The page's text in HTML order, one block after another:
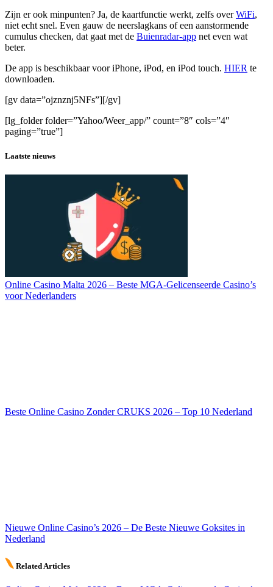
Zijn er ook minpunten? Ja, de kaartfunctie werkt, zelfs overWiFi,
niet echt snel. Even gauw de neerslagkans of een aanstormende
cumulus checken, dat gaat met de Buienradar-app net even wat
beter.
De app is beschikbaar voor iPhone, iPod, en iPod touch. HIER te
downloaden.
[gv data=”ojznznj5NFs”][/gv]
[lg_folder folder=”Yahoo/Weer_app/” count=”8″ cols=”4″
paging=”true”]
Laatste nieuws
Online Casino Malta 2026 – Beste MGA-Gelicenseerde Casino’s
voor Nederlanders
Beste Online Casino Zonder CRUKS 2026 – Top 10 Nederland
Nieuwe Online Casino’s 2026 – De Beste Nieuwe Goksites in
Nederland
Related Articles